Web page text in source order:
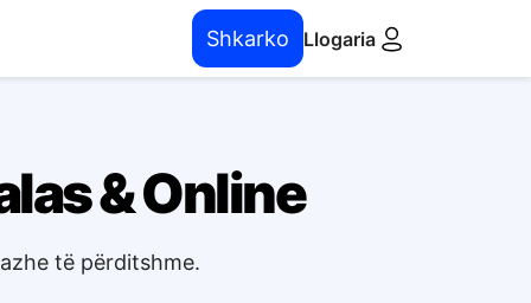
Shkarko Llogaria
& Online
të përditshme.